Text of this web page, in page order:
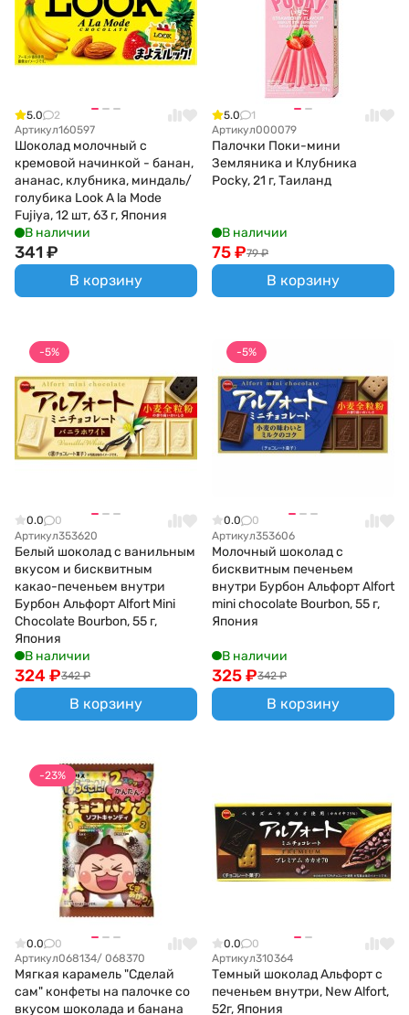
5.0
2
Артикул160597
Шоколад молочный c
кремовой начинкой - банан,
ананас, клубника, миндаль/
голубика Look A la Mode
Fujiya, 12 шт, 63 г, Япония
В наличии
341 ₽
В корзину
5.0
1
Артикул000079
Палочки Поки-мини
Земляника и Клубника
Pocky, 21 г, Таиланд
В наличии
79 ₽
75₽
В корзину
-5%
0.0
0
Артикул353620
Белый шоколад с ванильным
вкусом и бисквитным
какао-печеньем внутри
Бурбон Альфорт Alfort Mini
Chocolate Bourbon, 55 г,
Япония
В наличии
342 ₽
324₽
В корзину
-5%
0.0
0
Артикул353606
Молочный шоколад с
бисквитным печеньем
внутри Бурбон Альфорт Alfort
mini chocolate Bourbon, 55 г,
Япония
В наличии
342 ₽
325₽
В корзину
-23%
0.0
0
Артикул068134/ 068370
Мягкая карамель "Сделай
сам" конфеты на палочке со
вкусом шоколада и банана
0.0
0
Артикул310364
Темный шоколад Альфорт с
печеньем внутри, New Alfort,
52г, Япония